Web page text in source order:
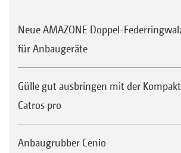
Neue AMAZONE Doppel-
für Anbaugeräte
Gülle gut ausbringen mit der
Catros pro
Anbaugrubber Cenio